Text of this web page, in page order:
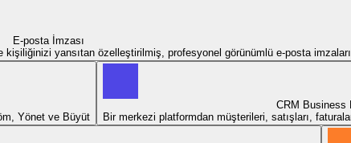
E-posta İmzası
kişiliğinizi yansıtan özelleştirilmiş, profesyonel görünümlü e-posta
Yönet ve Büyüt
CRM Business
Bir merkezi platformdan müşterileri, satışları,